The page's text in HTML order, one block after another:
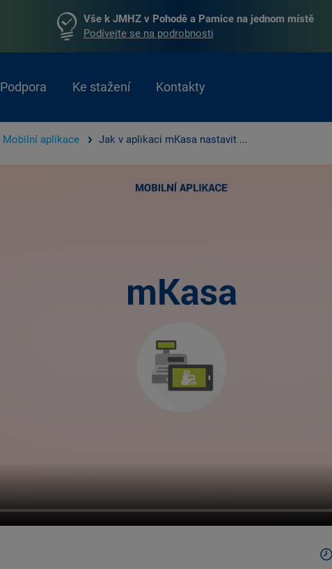
Vše k JMHZ v Pohodě a Pamice na jednom místě
Podívejte se na podrobnosti
Podpora Ke stažení Kontakty
Mobilní aplikace Jak v aplikaci mKasa nastavit ...